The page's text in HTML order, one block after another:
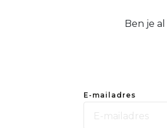
Ben je
E-mailadres